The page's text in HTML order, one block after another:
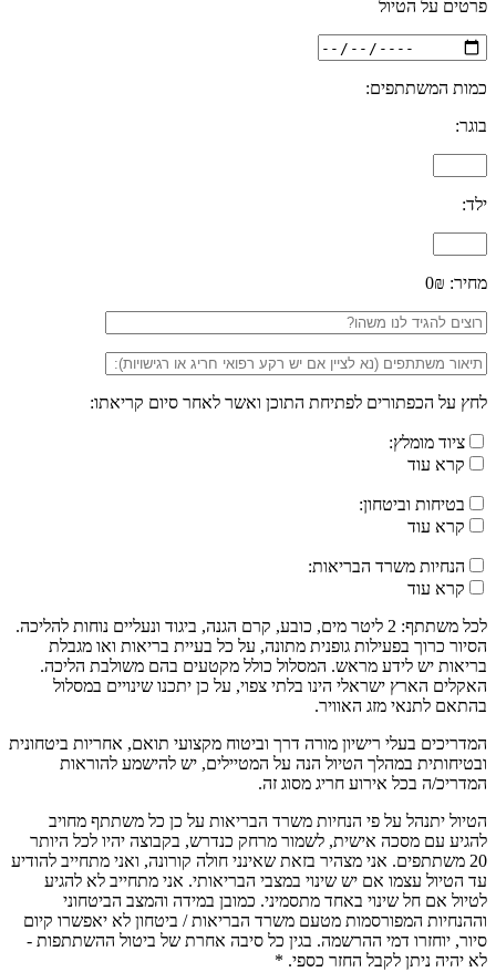
פרטים על הטיול
כמות המשתתפים:
בוגר:
ילד:
מחיר: 0₪
לחץ על הכפתורים לפתיחת התוכן ואשר לאחר סיום קריאתו:
ציוד מומלץ:
קרא עוד
בטיחות וביטחון:
קרא עוד
הנחיות משרד הבריאות:
קרא עוד
לכל משתתף: 2 ליטר מים, כובע, קרם הגנה, ביגוד ונעליים נוחות להליכה.
הסיור כרוך בפעילות גופנית מתונה, על כל בעיית בריאות ואו מגבלת
בריאות יש לידע מראש. המסלול כולל מקטעים בהם משולבת הליכה.
האקלים הארץ ישראלי הינו בלתי צפוי, על כן יתכנו שינויים במסלול
בהתאם לתנאי מזג האוויר.
המדריכים בעלי רישיון מורה דרך וביטוח מקצועי תואם, אחריות ביטחונית
ובטיחותית במהלך הטיול הנה על המטיילים, יש להישמע להוראות
המדריכ/ה בכל אירוע חריג מסוג זה.
הטיול יתנהל על פי הנחיות משרד הבריאות על כן כל משתתף מחויב
להגיע עם מסכה אישית, לשמור מרחק כנדרש, בקבוצה יהיו לכל היותר
20 משתתפים. אני מצהיר בזאת שאינני חולה קורונה, ואני מתחייב להודיע
עד הטיול עצמו אם יש שינוי במצבי הבריאותי. אני מתחייב לא להגיע
לטיול אם חל שינוי באחד מתסמיני. כמובן במידה והמצב הביטחוני
וההנחיות המפורסמות מטעם משרד הבריאות / ביטחון לא יאפשרו קיום
סיור, יוחזרו דמי ההרשמה. בגין כל סיבה אחרת של ביטול ההשתתפות -
לא יהיה ניתן לקבל החזר כספי. *